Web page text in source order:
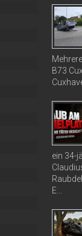
B73
ein 34-
E...